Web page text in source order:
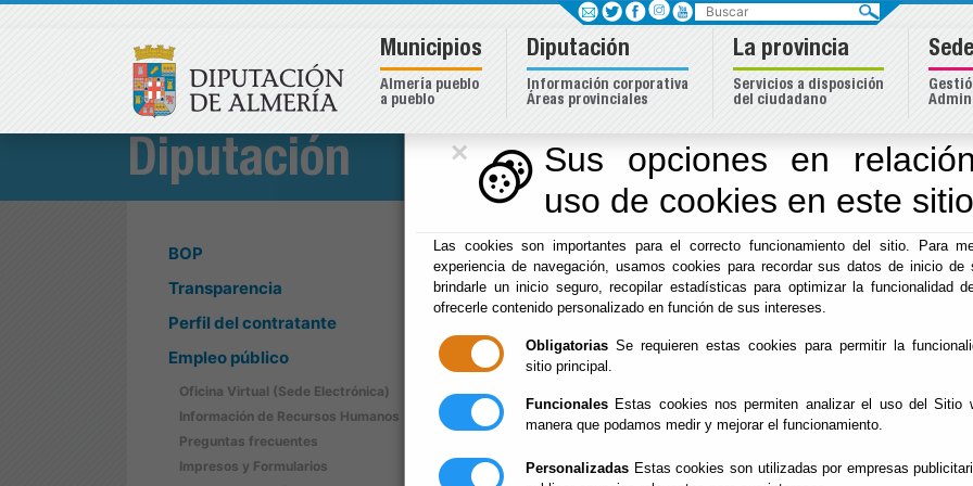
×
Sus opciones en
uso de cookies en este sitio
Las cookies son importantes para el correcto funcionamiento del sitio. Para
experiencia de navegación, usamos cookies para recordar sus datos de inicio de
brindarle un inicio seguro, recopilar estadísticas para optimizar la funcionalidad
ofrecerle contenido personalizado en función de sus intereses.
Obligatorias Se requieren estas cookies para permitir la
sitio principal.
Funcionales Estas cookies nos permiten analizar el uso del Sitio
manera que podamos medir y mejorar el funcionamiento.
Personalizadas Estas cookies son utilizadas por empresas
Diputación
BOP
Transparencia
Perfil del contratante
Empleo público
Oficina Virtual (Sede Electrónica)
Información de Recursos Humanos
Preguntas frecuentes
Impresos y Formularios
Inicio -Diputación - FICAL 2025 - CICLO 'ALMERÍA,
FICAL 2025 -
TIERRA DE
FICAL 2025 - Ciclo 'Almería,
Biblioteca Pública Francisco
Buscar
Municipios
Almería pueblo
a pueblo
Diputación
Información corporativa
Áreas provinciales
La provincia
Servicios a disposición
del ciudadano